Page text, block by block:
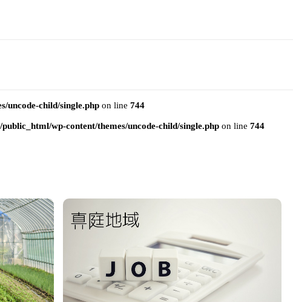
uncode-child/single.phpon line 744
wp-content/themes/uncode-child/single.phpon line 744